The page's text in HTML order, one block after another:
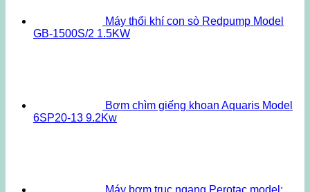
Máy thổi khí con sò Redpump Model
GB-1500S/2 1.5KW
Bơm chìm giếng khoan Aquaris Model
6SP20-13 9.2Kw